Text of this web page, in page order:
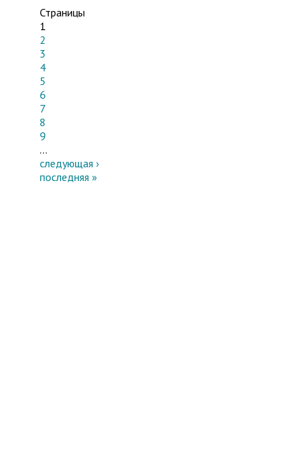
Страницы
1
2
3
4
5
6
7
8
9
…
следующая ›
последняя »